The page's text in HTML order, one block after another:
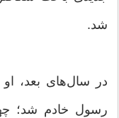
شد.
در سال‌های بعد،
رسول خادم شد؛